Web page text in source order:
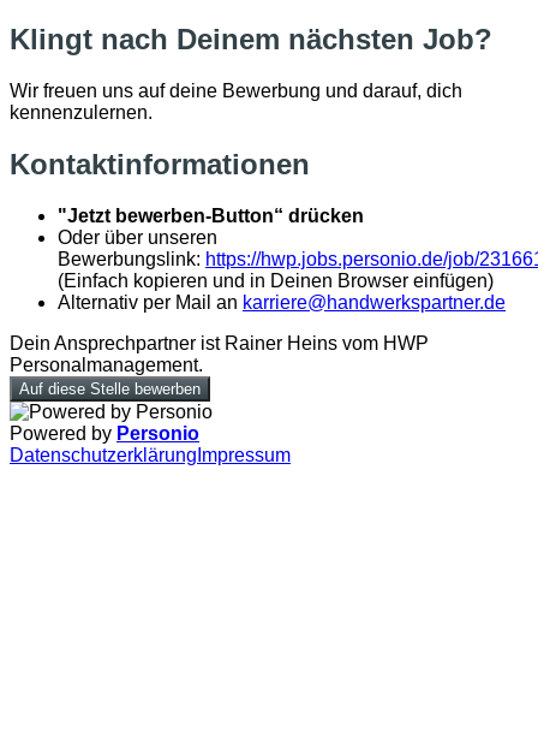
Klingt nach Deinem nächsten Job?
Wir freuen uns auf deine Bewerbung und darauf, dich
kennenzulernen.
Kontaktinformationen
"Jetzt bewerben-Button“ drücken
Oder über unseren
Bewerbungslink: https://hwp.jobs.personio.de/job/
(Einfach kopieren und in Deinen Browser einfügen)
Alternativ per Mail an karriere@handwerkspartner.de
Dein Ansprechpartner ist Rainer Heins vom HWP
Personalmanagement.
Auf diese Stelle bewerben
Powered by Personio
Datenschutzerklärung Impressum